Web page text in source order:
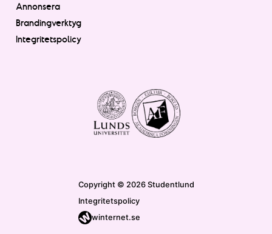
Annonsera
Brandingverktyg
Integritetspolicy
Copyright © 2026 Studentlund
Integritetspolicy
winternet.se